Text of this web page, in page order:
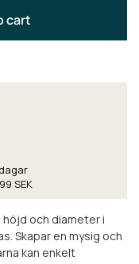
cart
SEK
höjd och diameter i
Skapar en mysig och
kan enkelt